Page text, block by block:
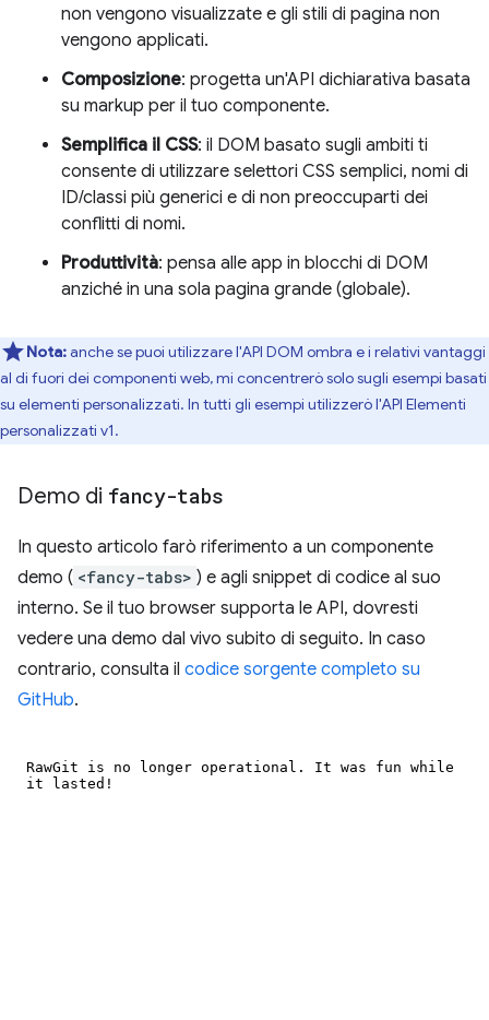
non vengono visualizzate e gli stili di pagina non
vengono applicati.
Composizione: progetta un'API dichiarativa basata
su markup per il tuo componente.
Semplifica il CSS: il DOM basato sugli ambiti ti
consente di utilizzare selettori CSS semplici, nomi di
ID/classi più generici e di non preoccuparti dei
conflitti di nomi.
Produttività: pensa alle app in blocchi di DOM
anziché in una sola pagina grande (globale).
Nota:anche se puoi utilizzare l'API DOM ombra e i relativi vantaggi
al di fuori dei componenti web, mi concentrerò solo sugli esempi basati
su elementi personalizzati. In tutti gli esempi utilizzerò l'API Elementi
personalizzati v1.
Demo di fancy-tabs
In questo articolo farò riferimento a un componente
demo ( <fancy-tabs> ) e agli snippet di codice al suo
interno. Se il tuo browser supporta le API, dovresti
vedere una demo dal vivo subito di seguito. In caso
contrario, consulta il codice sorgente completo su
GitHub.